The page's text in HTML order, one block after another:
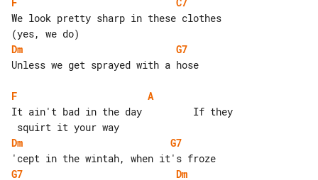
We look pretty sharp in these clothes
Dm
G7
Unless we get sprayed with a hose
F
A
It ain't bad in the day         If they
Dm
G7
G7
Dm